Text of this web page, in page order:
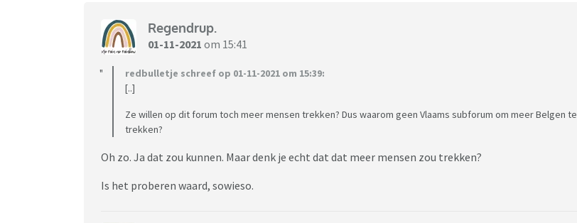
Regendrup.
01-11-2021 om 15:41
redbulletje schreef op 01-11-2021 om 15:39:
[..]
Ze willen op dit forum toch meer mensen trekken? Dus waarom geen Vlaams subforum om meer Belgen te
trekken?
Oh zo. Ja dat zou kunnen. Maar denk je echt dat dat meer mensen zou trekken?
Is het proberen waard, sowieso.